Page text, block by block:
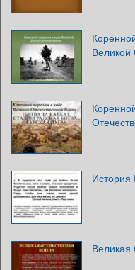
Великой
История
Великая